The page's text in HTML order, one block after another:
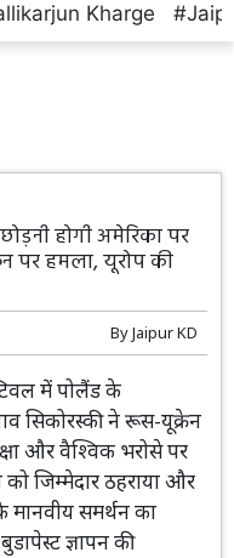
Kharge
होगी अमेरिका पर
पर हमला, यूरोप की
ByJaipur KD
में पोलैंड के
सिकोरस्की ने रूस-यूक्रेन
और वैश्विक भरोसे पर
जिम्मेदार ठहराया और
मानवीय समर्थन का
ज्ञापन की